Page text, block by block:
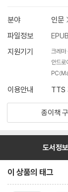
분야 인문
파일정보
지원기기
크레마
안드로
이용안내 TTS
종이책
도서정보
이 상품의 태그